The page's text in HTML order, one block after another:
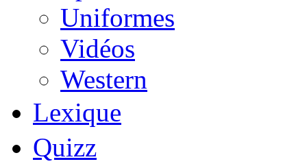
Uniformes
Vidéos
Western
Lexique
Quizz